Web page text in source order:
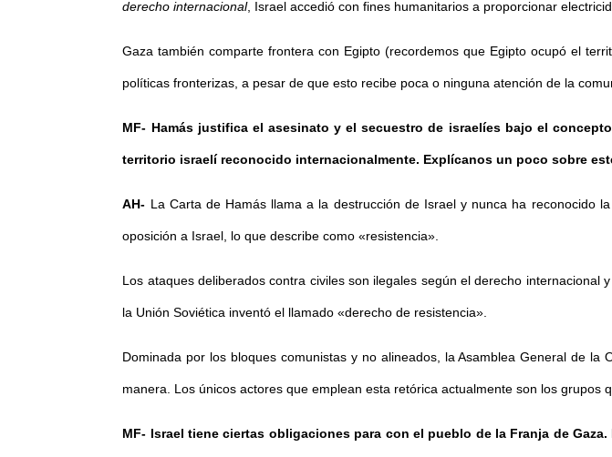
derecho internacional, Israel accedió con fines humanitarios a proporcionar
Gaza también comparte frontera con Egipto (recordemos que Egipto ocupó el
políticas fronterizas, a pesar de que esto recibe poca o ninguna atención de la
MF- Hamás justifica el asesinato y el secuestro de israelíes bajo el
territorio israelí reconocido internacionalmente. Explícanos un poco sobre
AH- La Carta de Hamás llama a la destrucción de Israel y nunca ha reconocido
oposición a Israel, lo que describe como «resistencia».
Los ataques deliberados contra civiles son ilegales según el derecho
la Unión Soviética inventó el llamado «derecho de resistencia».
Dominada por los bloques comunistas y no alineados, la Asamblea General de
manera. Los únicos actores que emplean esta retórica actualmente son los
MF- Israel tiene ciertas obligaciones para con el pueblo de la Franja de